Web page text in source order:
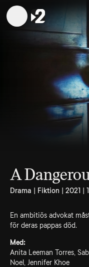
A
Drama | Fiktion | 2021 |
En ambitiös advokat
för deras pappas död.
Med:
Anita Leeman Torres,
Noel, Jennifer Khoe